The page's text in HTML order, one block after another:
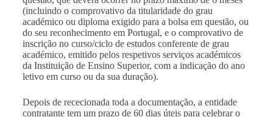
(incluindo o comprovativo da titularidade do grau
académico ou diploma exigido para a bolsa em questão, ou
do seu reconhecimento em Portugal, e o comprovativo de
inscrição no curso/ciclo de estudos conferente de grau
académico, emitido pelos respetivos serviços académicos
da Instituição de Ensino Superior, com a indicação do ano
letivo em curso ou da sua duração).
Depois de rececionada toda a documentação, a entidade
contratante tem um prazo de 60 dias úteis para celebrar o